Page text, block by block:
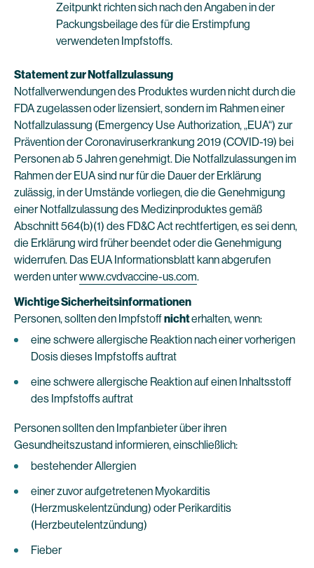
Zeitpunkt richten sich nach den Angaben in der
Packungsbeilage des für die Erstimpfung
verwendeten Impfstoffs.
Statement zur Notfallzulassung
Notfallverwendungen des Produktes wurden nicht durch die
FDA zugelassen oder lizensiert, sondern im Rahmen einer
Notfallzulassung (Emergency Use Authorization, „EUA“) zur
Prävention der Coronaviruserkrankung 2019 (COVID-19) bei
Personen ab 5 Jahren genehmigt. Die Notfallzulassungen im
Rahmen der EUA sind nur für die Dauer der Erklärung
zulässig, in der Umstände vorliegen, die die Genehmigung
einer Notfallzulassung des Medizinproduktes gemäß
Abschnitt 564(b)(1) des FD&C Act rechtfertigen, es sei denn,
die Erklärung wird früher beendet oder die Genehmigung
widerrufen. Das EUA Informationsblatt kann abgerufen
werden unterwww.cvdvaccine-us.com.
Wichtige Sicherheitsinformationen
Personen, sollten den Impfstoffnichterhalten, wenn:
eine schwere allergische Reaktion nach einer vorherigen
Dosis dieses Impfstoffs auftrat
eine schwere allergische Reaktion auf einen Inhaltsstoff
des Impfstoffs auftrat
Personen sollten den Impfanbieter über ihren
Gesundheitszustand informieren, einschließlich:
bestehender Allergien
einer zuvor aufgetretenen Myokarditis
(Herzmuskelentzündung) oder Perikarditis
(Herzbeutelentzündung)
Fieber